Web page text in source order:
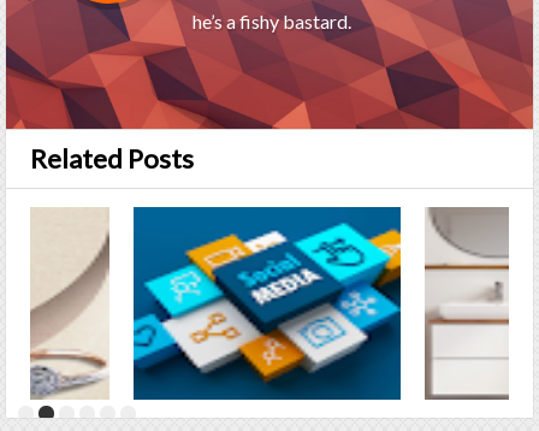
he’s a fishy bastard.
Related Posts